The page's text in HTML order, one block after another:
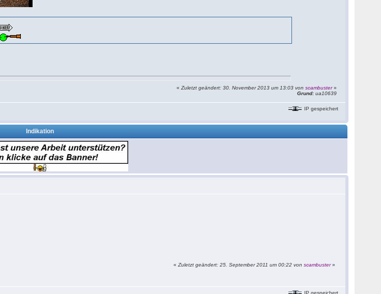
«Zuletzt geändert: 30. November 2013 um 13:03 vonscambuster»
Grund: ua10639
IP gespeichert
Indikation
«Zuletzt geändert: 25. September 2011 um 00:22 vonscambuster»
IP gespeichert